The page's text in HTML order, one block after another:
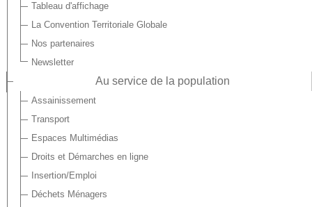
Tableau d'affichage
La Convention Territoriale Globale
Nos partenaires
Newsletter
Au service de la population
Assainissement
Transport
Espaces Multimédias
Droits et Démarches en ligne
Insertion/Emploi
Déchets Ménagers